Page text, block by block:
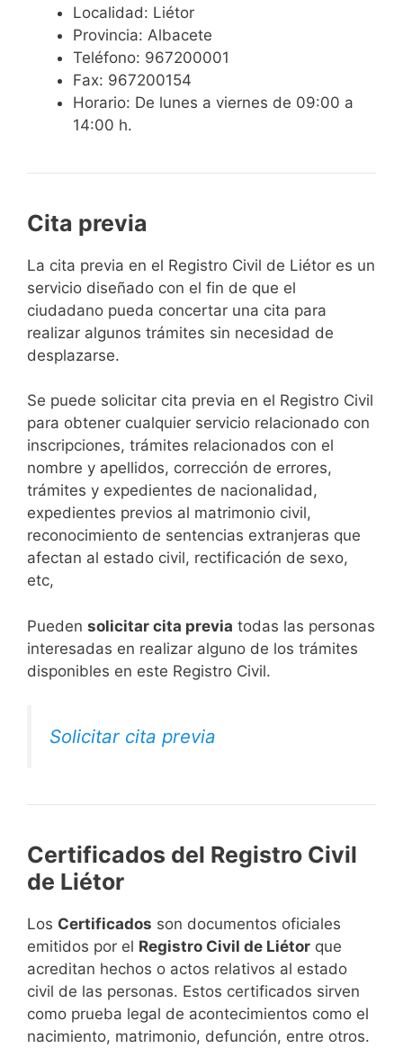
Localidad: Liétor
Provincia: Albacete
Teléfono: 967200001
Fax: 967200154
Horario: De lunes a viernes de 09:00 a
14:00 h.
Cita previa
​​​​​​​​​​​​​​​​​​​​​​​​​​​​La cita previa en el Registro Civil de Liétor es un
servicio diseñado con el fin de que el
ciudadano pueda concertar una cita para
realizar algunos trámites sin necesidad de
desplazarse.​
Se puede solicitar cita previa en el Registro Civil
para obtener cualquier servicio relacionado con
inscripciones, trámites relacionados con el
nombre y apellidos, corrección de errores,
trámites y expedientes de nacionalidad,
expedientes previos al matrimonio civil,
reconocimiento de sentencias extranjeras que
afectan al estado civil, rectificación de sexo,
etc,
​Pueden solicitar cita previa todas las personas
interesadas en realizar alguno de los trámites
disponibles en este Registro Civil.​
Solicitar cita previa
Certificados del Registro Civil
de Liétor
Los Certificados son documentos oficiales
emitidos por el Registro Civil de Liétor que
acreditan hechos o actos relativos al estado
civil de las personas. Estos certificados sirven
como prueba legal de acontecimientos como el
nacimiento, matrimonio, defunción, entre otros.